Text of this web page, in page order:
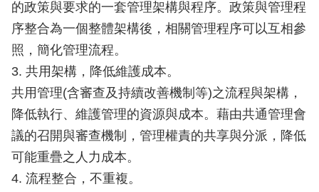
的政策與要求的一套管理架構與程序。政策與管理程
序整合為一個整體架構後，相關管理程序可以互相參
照，簡化管理流程。
3. 共用架構，降低維護成本。
共用管理(含審查及持續改善機制等)之流程與架構，
降低執行、維護管理的資源與成本。藉由共通管理會
議的召開與審查機制，管理權責的共享與分派，降低
可能重疊之人力成本。
4. 流程整合，不重複。